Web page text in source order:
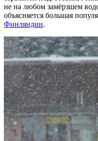
не на любом замёрзшем
объясняется большая
Финляндии.